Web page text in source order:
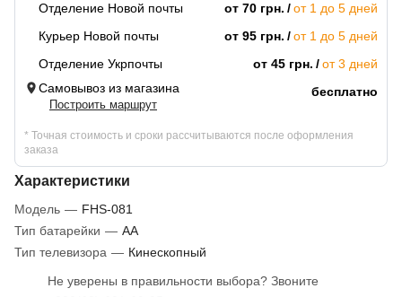
Отделение Новой почты
от 70 грн.
от 1 до 5 дней
Курьер Новой почты
от 95 грн.
от 1 до 5 дней
Отделение Укрпочты
от 45 грн.
от 3 дней
Самовывоз из магазина
Построить маршрут
бесплатно
* Точная стоимость и сроки рассчитываются после оформления
заказа
Характеристики
Модель — FHS-081
Тип батарейки — AA
Тип телевизора — Кинескопный
Не уверены в правильности выбора? Звоните